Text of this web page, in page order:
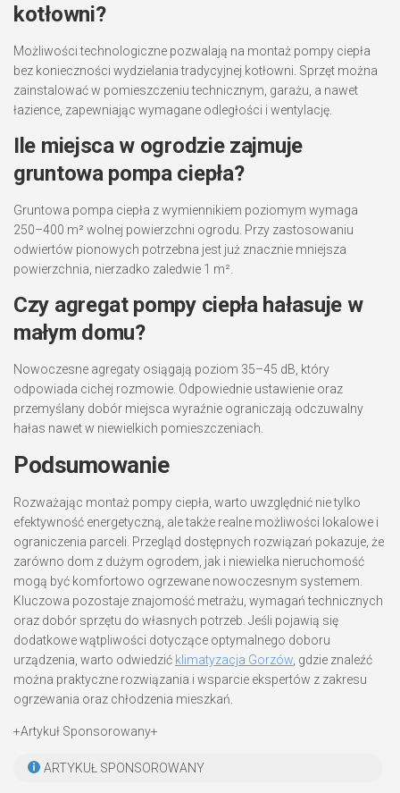
kotłowni?
Możliwości technologiczne pozwalają na montaż pompy ciepła
bez konieczności wydzielania tradycyjnej kotłowni. Sprzęt można
zainstalować w pomieszczeniu technicznym, garażu, a nawet
łazience, zapewniając wymagane odległości i wentylację.
Ile miejsca w ogrodzie zajmuje
gruntowa pompa ciepła?
Gruntowa pompa ciepła z wymiennikiem poziomym wymaga
250–400 m² wolnej powierzchni ogrodu. Przy zastosowaniu
odwiertów pionowych potrzebna jest już znacznie mniejsza
powierzchnia, nierzadko zaledwie 1 m².
Czy agregat pompy ciepła hałasuje w
małym domu?
Nowoczesne agregaty osiągają poziom 35–45 dB, który
odpowiada cichej rozmowie. Odpowiednie ustawienie oraz
przemyślany dobór miejsca wyraźnie ograniczają odczuwalny
hałas nawet w niewielkich pomieszczeniach.
Podsumowanie
Rozważając montaż pompy ciepła, warto uwzględnić nie tylko
efektywność energetyczną, ale także realne możliwości lokalowe i
ograniczenia parceli. Przegląd dostępnych rozwiązań pokazuje, że
zarówno dom z dużym ogrodem, jak i niewielka nieruchomość
mogą być komfortowo ogrzewane nowoczesnym systemem.
Kluczowa pozostaje znajomość metrażu, wymagań technicznych
oraz dobór sprzętu do własnych potrzeb. Jeśli pojawią się
dodatkowe wątpliwości dotyczące optymalnego doboru
urządzenia, warto odwiedzić klimatyzacja Gorzów , gdzie znaleźć
można praktyczne rozwiązania i wsparcie ekspertów z zakresu
ogrzewania oraz chłodzenia mieszkań.
+Artykuł Sponsorowany+
ARTYKUŁ SPONSOROWANY